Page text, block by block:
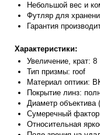
Небольшой вес и
Футляр для
Гарантия
Характеристики:
Увеличение, крат: 8
Тип призмы: roof
Материал оптики:
Покрытие линз:
Диаметр объектива
Сумеречный
Относительная